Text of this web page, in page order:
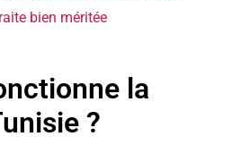
bien méritée
la
?